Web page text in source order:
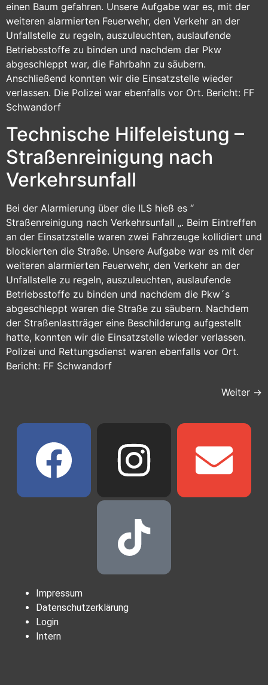
einen Baum gefahren. Unsere Aufgabe war es, mit der
weiteren alarmierten Feuerwehr, den Verkehr an der
Unfallstelle zu regeln, auszuleuchten, auslaufende
Betriebsstoffe zu binden und nachdem der Pkw
abgeschleppt war, die Fahrbahn zu säubern.
Anschließend konnten wir die Einsatzstelle wieder
verlassen. Die Polizei war ebenfalls vor Ort. Bericht: FF
Schwandorf
Technische Hilfeleistung –
Straßenreinigung nach
Verkehrsunfall
Bei der Alarmierung über die ILS hieß es “
Straßenreinigung nach Verkehrsunfall „. Beim Eintreffen
an der Einsatzstelle waren zwei Fahrzeuge kollidiert und
blockierten die Straße. Unsere Aufgabe war es mit der
weiteren alarmierten Feuerwehr, den Verkehr an der
Unfallstelle zu regeln, auszuleuchten, auslaufende
Betriebsstoffe zu binden und nachdem die Pkw´s
abgeschleppt waren die Straße zu säubern. Nachdem
der Straßenlastträger eine Beschilderung aufgestellt
hatte, konnten wir die Einsatzstelle wieder verlassen.
Polizei und Rettungsdienst waren ebenfalls vor Ort.
Bericht: FF Schwandorf
Weiter →
Impressum
Datenschutzerklärung
Login
Intern